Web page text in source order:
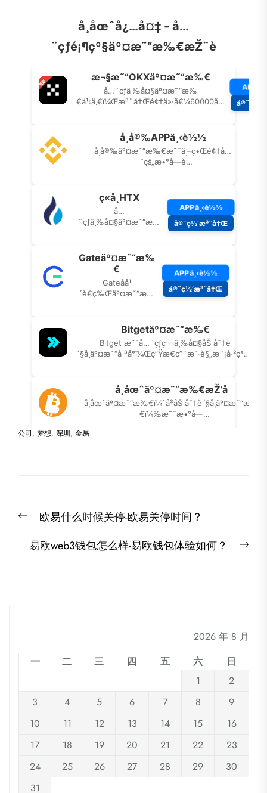
公司, 梦想, 深圳, 金易
章
导
Previous欧易什么时候关停-欧易关停时间？
易欧web3钱包怎么样-易欧钱包体验如何？
2026 年 8 月
一
二 三 四 五 六
日
1
2
3
4 5 6 7 8
9
10
11 12 13 14 15
16
17
18 19 20 21 22
23
24
25 26 27 28 29
30
31